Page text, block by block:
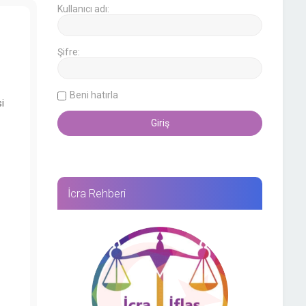
Kullanıcı adı:
Şifre:
Beni hatırla
İcra Rehberi